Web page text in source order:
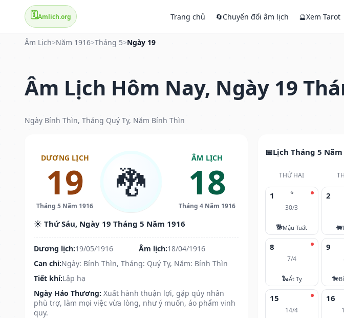
🗓️Amlich.org Trang chủ 🔄Chuyển đổi âm lịch 🔮Xem Tarot
Âm Lịch>Năm 1916>Tháng 5>Ngày 19
Âm Lịch Hôm Nay, Ngày 19
Ngày Bính Thìn, Tháng Quý Tỵ, Năm Bính Thìn
DƯƠNG LỊCH
19
Tháng 5 Năm 1916
🐉
ÂM LỊCH
18
Tháng 4 Năm 1916
☀️ Thứ Sáu, Ngày 19 Tháng 5 Năm 1916
Dương lịch:19/05/1916 Âm lịch:18/04/1916
Can chi:Ngày: Bính Thìn, Tháng: Quý Tỵ, Năm: Bính Thìn
Tiết khí:Lập hạ
Ngày Hảo Thương: Xuất hành thuận lợi, gặp qúy nhân
phù trợ, làm mọi việc vừa lòng, như ý muốn, áo phẩm vinh
quy.
Lịch Tháng 5 Năm
THỨ HAI
⭐
1
30/3
🐕Mậu Tuất
2
🐖
8
7/4
🐍Ất Tỵ
9
🐎
15
14/4
16